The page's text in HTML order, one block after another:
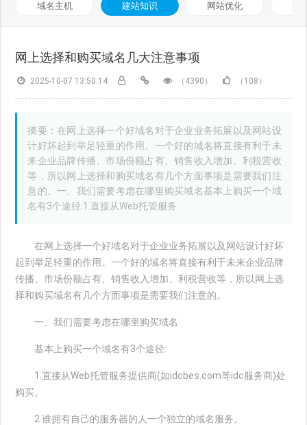
域名主机 建站知识 网站优化
网上选择和购买域名几大注意事项
2025-10-07 13:50:14 （4390） （108）
摘要：在网上选择一个好域名对于企业业务拓展以及网站设
计好坏起到举足轻重的作用。一个好的域名将直接有利于未
来企业品牌传播、市场份额占有、销售收入增加、利税营收
等，所以网上选择和购买域名有几个方面事项是需要我们注
意的。一、我们需要考虑在哪里购买域名基本上购买一个域
名有3个途径:1.直接从Web托管服务
在网上选择一个好域名对于企业业务拓展以及网站设计好坏
起到举足轻重的作用。一个好的域名将直接有利于未来企业品牌
传播、市场份额占有、销售收入增加、利税营收等，所以网上选
择和购买域名有几个方面事项是需要我们注意的。
一、我们需要考虑在哪里购买域名
基本上购买一个域名有3个途径:
1.直接从Web托管服务提供商(如idcbes.com等idc服务商)处
购买。
2.谁拥有自己的服务器的人一个独立的域名服务。